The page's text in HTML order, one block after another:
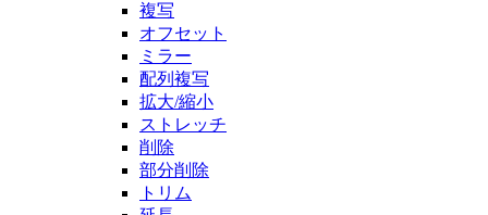
複写
オフセット
ミラー
配列複写
拡大/縮小
ストレッチ
削除
部分削除
トリム